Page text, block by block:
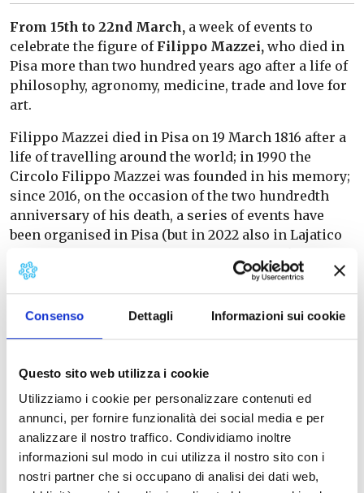
Consenso Dettagli Informazioni sui cookie
Questo sito web utilizza i cookie
Utilizziamo i cookie per personalizzare contenuti ed
annunci, per fornire funzionalità dei social media e per
analizzare il nostro traffico. Condividiamo inoltre
informazioni sul modo in cui utilizza il nostro sito con i
nostri partner che si occupano di analisi dei dati web,
From 15th to 22nd March, a week of events to
celebrate the figure of Filippo Mazzei, who died in
Pisa more than two hundred years ago after a life of
philosophy, agronomy, medicine, trade and love for
art.
Filippo Mazzei died in Pisa on 19 March 1816 after a
life of travelling around the world; in 1990 the
Circolo Filippo Mazzei was founded in his memory;
since 2016, on the occasion of the two hundredth
anniversary of his death, a series of events have
been organised in Pisa (but in 2022 also in Lajatico
who dealt with various disciplines.
Circolo Filippo Mazzei
info@circolofilippomazzei.net
www.circolofilippomazzei.net